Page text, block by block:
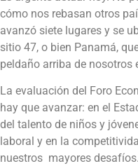
cómo nos rebasan otros
avanzó siete lugares y se
sitio 47, o bien Panamá,
peldaño arriba de nosotros
La evaluación del Foro
hay que avanzar: en el
del talento de niños y
laboral y en la
nuestros mayores desafíos.